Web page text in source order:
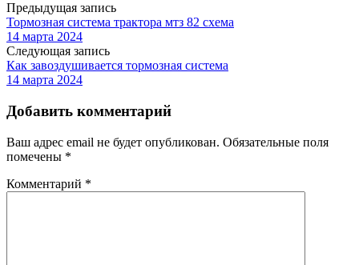
Предыдущая запись
Тормозная система трактора мтз 82 схема
14 марта 2024
Следующая запись
Как завоздушивается тормозная система
14 марта 2024
Добавить комментарий
Ваш адрес email не будет опубликован. Обязательные поля
помечены *
Комментарий *